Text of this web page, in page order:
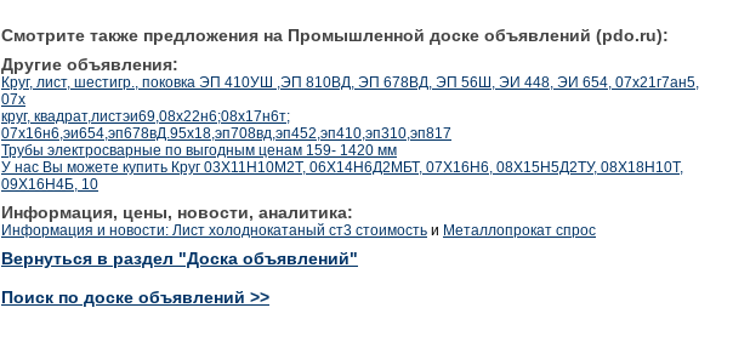
Смотрите также предложения на Промышленной доске объявлений (pdo.ru):
Другие объявления:
Круг, лист, шестигр., поковка ЭП 410УШ ,ЭП 810ВД, ЭП 678ВД, ЭП 56Ш, ЭИ 448, ЭИ 654, 07х21г7ан5,
07х
круг, квадрат,листэи69,08х22н6;08х17н6т;
07х16н6,эи654,эп678вД.95х18,эп708вд,эп452,эп410,эп310,эп817
Трубы электросварные по выгодным ценам 159- 1420 мм
У нас Вы можете купить Круг 03Х11Н10М2Т, 06Х14Н6Д2МБТ, 07Х16Н6, 08Х15Н5Д2ТУ, 08Х18Н10Т,
09Х16Н4Б, 10
Информация, цены, новости, аналитика:
Информация и новости: Лист холоднокатаный ст3 стоимость и Металлопрокат спрос
Вернуться в раздел "Доска объявлений"
Поиск по доске объявлений >>